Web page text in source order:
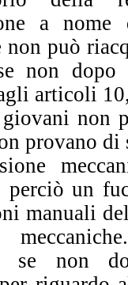
a nome
non può
non dopo
articoli
non
provano di
perciò un
manuali
se non